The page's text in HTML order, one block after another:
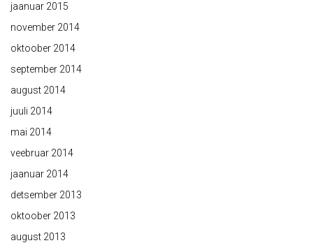
jaanuar 2015
november 2014
oktoober 2014
september 2014
august 2014
juuli 2014
mai 2014
veebruar 2014
jaanuar 2014
detsember 2013
oktoober 2013
august 2013